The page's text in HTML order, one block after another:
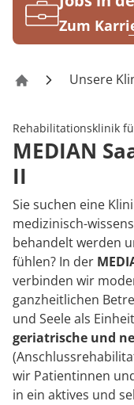
KarriereZum
Saale Klinik Bad
Unsere
Rehabilitationsklinik
MEDIAN
II
Sie suchen eine
medizinisch-
behandelt werden
fühlen? In der
verbinden wir
ganzheitlichen
und Seele als
geriatrische und
wir Patientinnen
in ein aktives und